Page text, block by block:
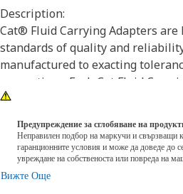
Description:
Cat® Fluid Carrying Adapters
standards of quality and
manufactured to exacting
connections. Each Cat Fluid
meet or exceed industry
assembly torque capability, and
ensure a long life and proper
Attributes:
• Fluid carrying component
Предупреждение за сглобяване на
Неправилен подбор на маркучи и свързващи
гаранционните условия и може да доведе до
увреждане на собственоста или повреда на
Вижте Още